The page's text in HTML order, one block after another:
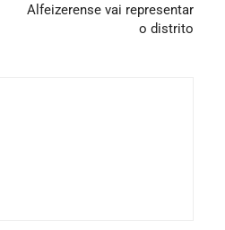
Alfeizerense vai representar
o distrito